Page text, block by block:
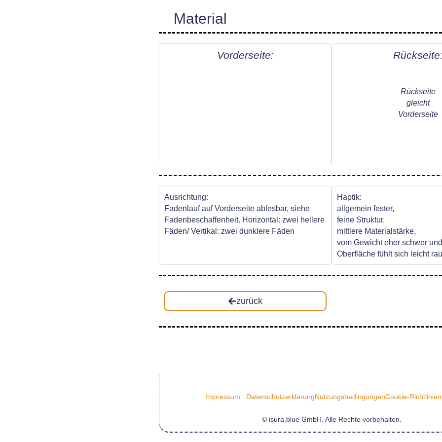
Material
Vorderseite:
Rückseite
gleicht
Vorderseite
Ausrichtung:
Fadenlauf auf Vorderseite ablesbar, siehe
Fadenbeschaffenheit. Horizontal: zwei hellere
Fäden/ Vertikal: zwei dunklere Fäden
Haptik:
allgemein fester,
feine Struktur,
mittlere Materialstärke,
vom Gewicht eher schwer
Oberfläche fühlt sich leicht
zurück
Impressum DatenschutzerklärungNutzungsbedingungenCookie-
© isura.blue GmbH. Alle Rechte vorbehalten.